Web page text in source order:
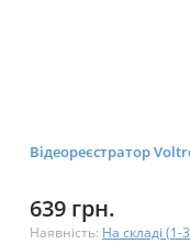
Відеореєстратор
639 грн.
Наявність: На складі (1-